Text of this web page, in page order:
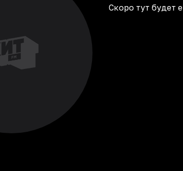
Скоро тут будет